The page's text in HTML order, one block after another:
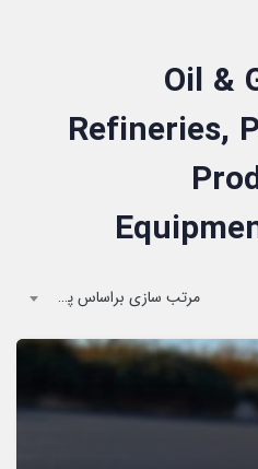
Oil &
Refineries,
مرتب سازی براساس پیشفرض